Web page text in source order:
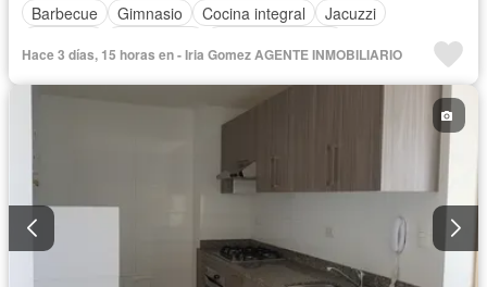
Barbecue
Gimnasio Cocina integral
Jacuzzi
Seguridad privada
Piscina Agua
Hace 3 días, 15 horas en - Iria Gomez AGENTE INMOBILIARIO